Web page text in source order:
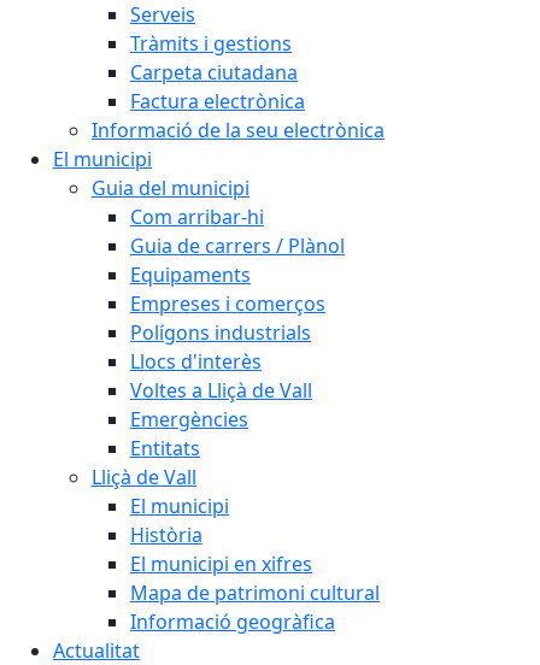
Serveis
Tràmits i gestions
Carpeta ciutadana
Factura electrònica
Informació de la seu electrònica
El municipi
Guia del municipi
Com arribar-hi
Guia de carrers / Plànol
Equipaments
Empreses i comerços
Polígons industrials
Llocs d'interès
Voltes a Lliçà de Vall
Emergències
Entitats
Lliçà de Vall
El municipi
Història
El municipi en xifres
Mapa de patrimoni cultural
Informació geogràfica
Actualitat